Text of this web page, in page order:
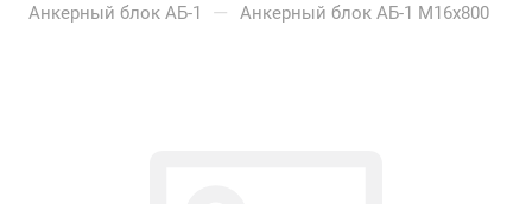
Анкерный блок АБ-1 — Анкерный блок АБ-1 М16х800